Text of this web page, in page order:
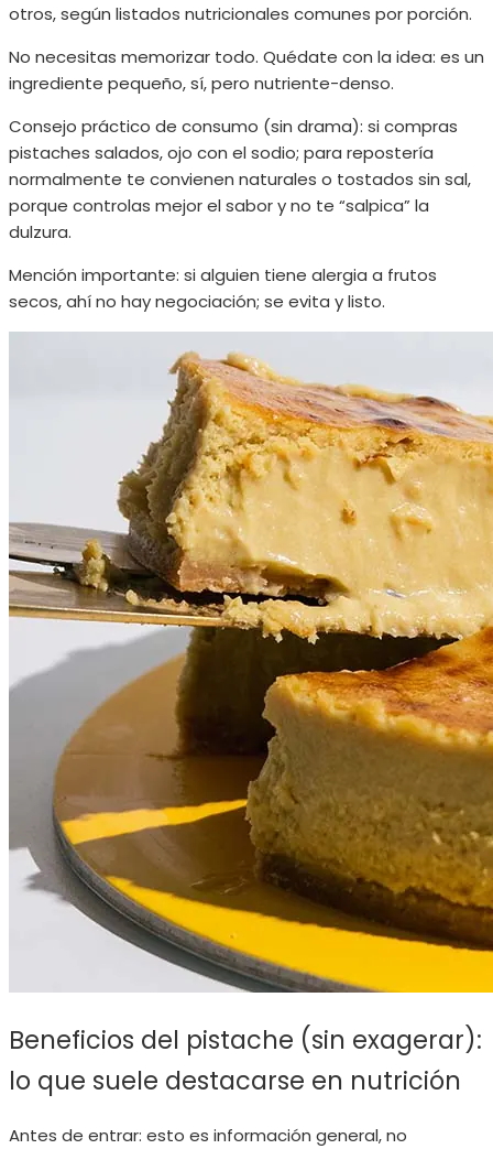
otros, según listados nutricionales comunes por porción.
No necesitas memorizar todo. Quédate con la idea: es un
ingrediente pequeño, sí, pero nutriente-denso.
Consejo práctico de consumo (sin drama): si compras
pistaches salados, ojo con el sodio; para repostería
normalmente te convienen naturales o tostados sin sal,
porque controlas mejor el sabor y no te “salpica” la
dulzura.
Mención importante: si alguien tiene alergia a frutos
secos, ahí no hay negociación; se evita y listo.
Beneficios del pistache (sin exagerar):
lo que suele destacarse en nutrición
Antes de entrar: esto es información general, no